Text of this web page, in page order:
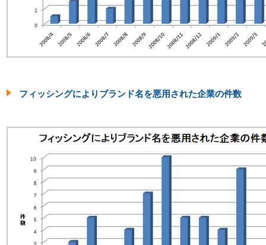
フィッシングによりブランド名を悪用された企業の件数